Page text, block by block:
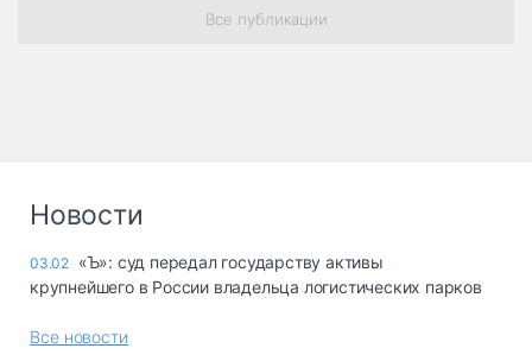
Региональная
логистика
опасные грузы
Все публикации
Новости
03.02 «Ъ»: суд передал государству активы
крупнейшего в России владельца логистических парков
Все новости